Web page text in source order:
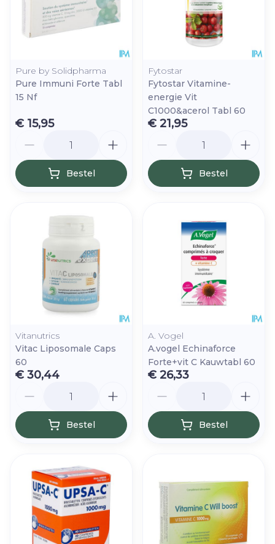
Pure by Solidpharma
Pure Immuni Forte Tabl
15 Nf
€ 15,95
Bestel
Fytostar
Fytostar Vitamine-
energie Vit
C1000&acerol Tabl 60
€ 21,95
Bestel
Vitanutrics
Vitac Liposomale Caps
60
€ 30,44
Bestel
A. Vogel
A.vogel Echinaforce
Forte+vit C Kauwtabl 60
€ 26,33
Bestel